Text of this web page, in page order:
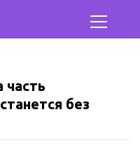
часть
без